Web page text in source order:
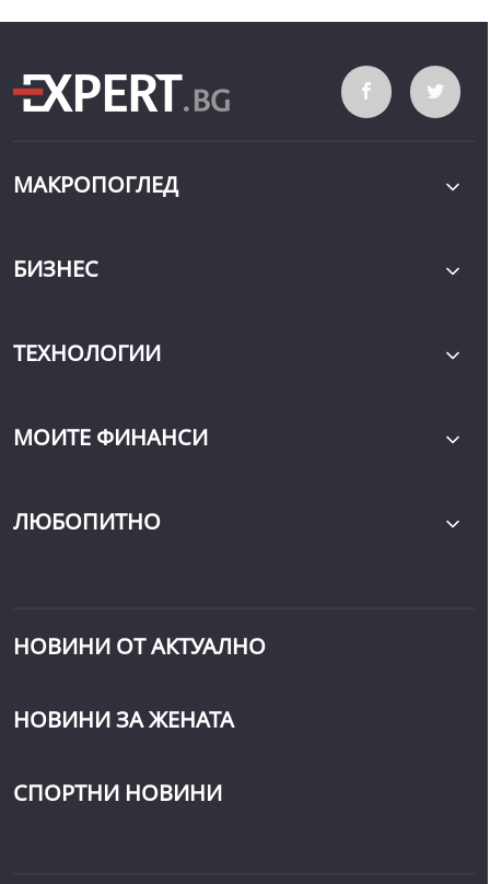
МАКРОПОГЛЕД
БИЗНЕС
ТЕХНОЛОГИИ
МОИТЕ ФИНАНСИ
ЛЮБОПИТНО
НОВИНИ ОТ АКТУАЛНО
НОВИНИ ЗА ЖЕНАТА
СПОРТНИ НОВИНИ